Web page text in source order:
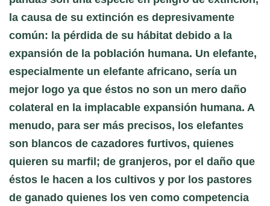
la causa de su extinción es depresivamente
común: la pérdida de su hábitat debido a la
expansión de la población humana. Un elefante,
especialmente un elefante africano, sería un
mejor logo ya que éstos no son un mero daño
colateral en la implacable expansión humana. A
menudo, para ser más precisos, los elefantes
son blancos de cazadores furtivos, quienes
quieren su marfil; de granjeros, por el daño que
éstos le hacen a los cultivos y por los pastores
de ganado quienes los ven como competencia